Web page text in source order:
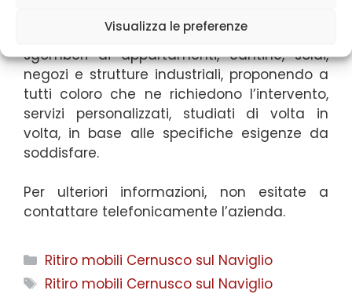
Visualizza le preferenze
proprio in questo settore, si occupa anche di
sgomberi di appartamenti, cantine, solai,
negozi e strutture industriali, proponendo a
tutti coloro che ne richiedono l’intervento,
servizi personalizzati, studiati di volta in
volta, in base alle specifiche esigenze da
soddisfare.
Per ulteriori informazioni, non esitate a
contattare telefonicamente l’azienda.
Categorie
Ritiro mobili Cernusco sul Naviglio
Tag
Ritiro mobili Cernusco sul Naviglio